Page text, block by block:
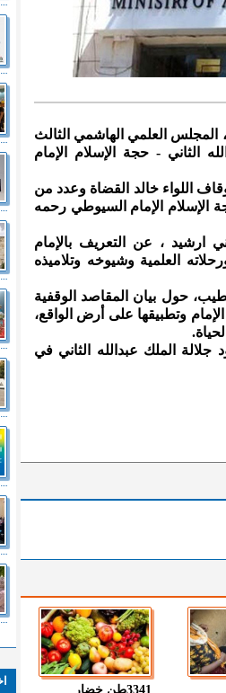
المجلس العلمي الهاشمي الثالث
الثاني - حجة الإسلام الإمام
اللواء خالد القضاة وعدد من
الإسلام الإمام السيوطي رحمه
ارشيد ، عن التعريف بالإمام
العلمية وشيوخه وتلاميذه
حول بيان المقاصد الوقفية
الإمام وتطبيقها على أرض الواقع،
الملك عبدالله الثاني في
3341طن خضار